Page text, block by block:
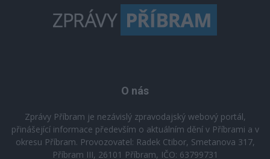
O nás
Zprávy Příbram je nezávislý zpravodajský webový portál,
přinášející informace především o aktuálním dění v Příbrami a v
okresu Příbram. Provozovatel: Radek Ctibor, Smetanova 317,
Příbram III, 26101 Příbram, IČO: 63799731